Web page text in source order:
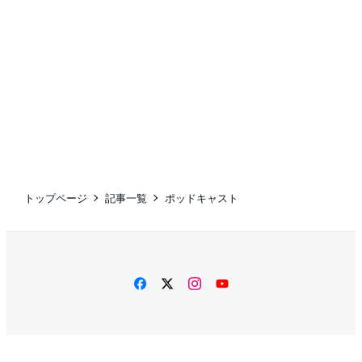
トップページ 記事一覧 ポッドキャスト
facebooktwitterinstagram
YouTube